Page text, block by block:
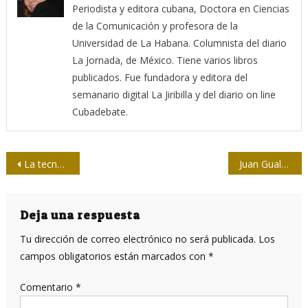
Periodista y editora cubana, Doctora en Ciencias
de la Comunicación y profesora de la
Universidad de La Habana. Columnista del diario
La Jornada, de México. Tiene varios libros
publicados. Fue fundadora y editora del
semanario digital La Jiribilla y del diario on line
Cubadebate.
Navegación
entradas
La tecnología 5G puede cambiar el mundo Juan Gualberto Gómez, periodista ejemplar, ferviente martiano
Deja una respuesta
Tu dirección de correo electrónico no será publicada. Los
campos obligatorios están marcados con *
Comentario *